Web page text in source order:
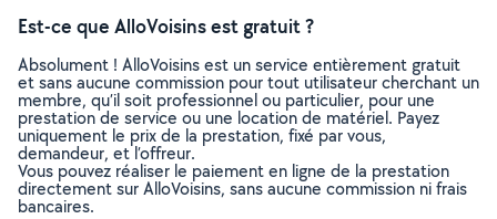
Est-ce que AlloVoisins est gratuit ?
Absolument ! AlloVoisins est un service entièrement gratuit
et sans aucune commission pour tout utilisateur cherchant un
membre, qu’il soit professionnel ou particulier, pour une
prestation de service ou une location de matériel. Payez
uniquement le prix de la prestation, fixé par vous,
demandeur, et l’offreur.
Vous pouvez réaliser le paiement en ligne de la prestation
directement sur AlloVoisins, sans aucune commission ni frais
bancaires.